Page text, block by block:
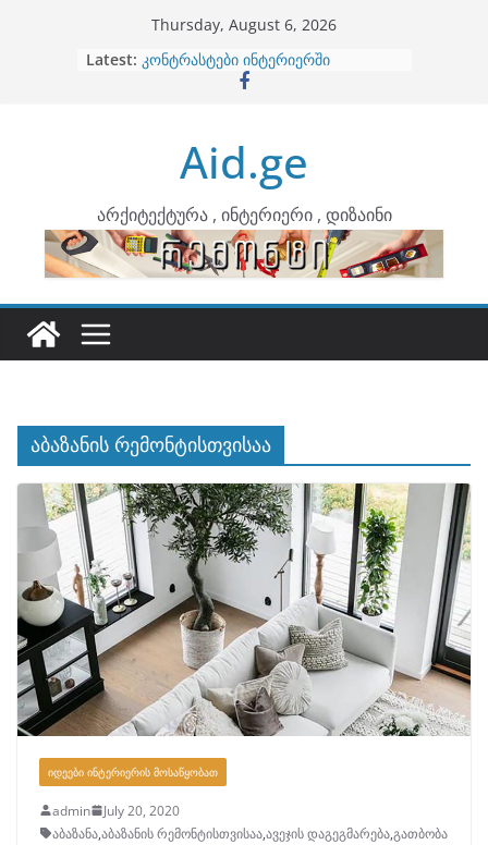
Thursday, August 6, 2026
Latest: ბინების გაერთიანება
კონტრასტები ინტერიერში
ინტერიერის დიზიანი
არტემიდი წარმოგიდგენთ
Aid.ge
არქიტექტურა , ინტერიერი , დიზაინი
აბაზანის რემონტისთვისაა
ᲘᲓᲔᲔᲑᲘ ᲘᲜᲢᲔᲠᲘᲔᲠᲘᲡ ᲛᲝᲡᲐᲬᲧᲝᲑᲐᲗ
admin
July 20, 2020
აბაზანა,აბაზანის რემონტისთვისაა,ავეჯის დაგეგმარება,გათბობა